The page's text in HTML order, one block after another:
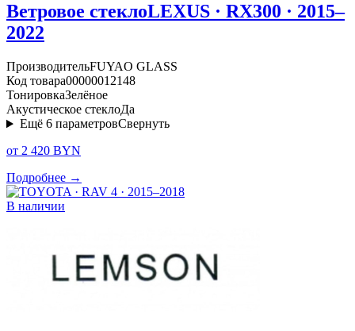
Ветровое стеклоLEXUS · RX300 · 2015–
2022
ПроизводительFUYAO GLASS
Код товара00000012148
ТонировкаЗелёное
Акустическое стеклоДа
Ещё 6 параметровСвернуть
от 2 420 BYN
Подробнее →
В наличии